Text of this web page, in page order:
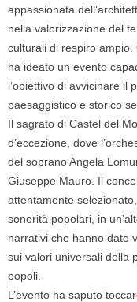
appassionata
nella valorizzazione del
culturali di respiro
ha ideato un evento
l’obiettivo di avvicinare il
paesaggistico e storico
Il sagrato di Castel del
d’eccezione, dove
del soprano Angela
Giuseppe Mauro. Il
attentamente
sonorità popolari, in
narrativi che hanno dato
sui valori universali della
popoli.
L’evento ha saputo